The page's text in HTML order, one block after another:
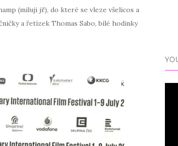
(miluji ji!), do které se vleze všelicos a
a řetízek Thomas Sabo, bílé hodinky